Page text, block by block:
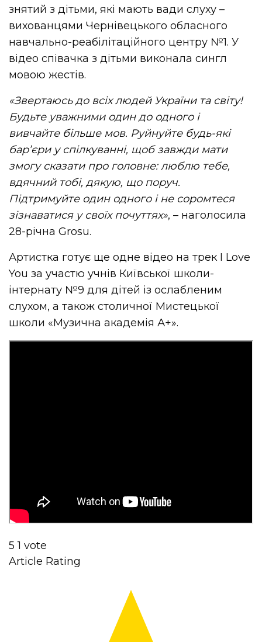
знятий з дітьми, які мають вади слуху –
вихованцями Чернівецького обласного
навчально-реабілітаційного центру №1. У
відео співачка з дітьми виконала сингл
мовою жестів.
«Звертаюсь до всіх людей України та світу!
Будьте уважними один до одного і
вивчайте більше мов. Руйнуйте будь-які
бар’єри у спілкуванні, щоб завжди мати
змогу сказати про головне: люблю тебе,
вдячний тобі, дякую, що поруч.
Підтримуйте один одного і не соромтеся
зізнаватися у своїх почуттях», – наголосила
28-річна Grosu.
Артистка готує ще одне відео на трек I Love
You за участю учнів Київської школи-
інтернату №9 для дітей із ослабленим
слухом, а також столичної Мистецької
школи «Музична академія А+».
5 1 vote
Article Rating